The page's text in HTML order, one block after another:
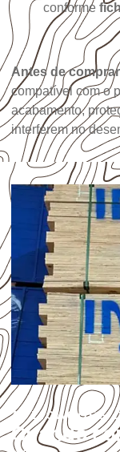
conforme
Antes de
compatível com o
acabamento,
interferem no
APLICAÇÕES
Quando